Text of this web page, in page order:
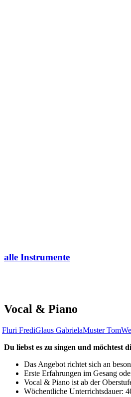
alle Instrumente
Vocal & Piano
Fluri FrediGlaus GabrielaMuster Tom
Du liebst es zu singen und möchtest
Das Angebot richtet sich an
Erste Erfahrungen im Gesang
Vocal & Piano ist ab der
Wöchentliche Unterrichtsdauer: